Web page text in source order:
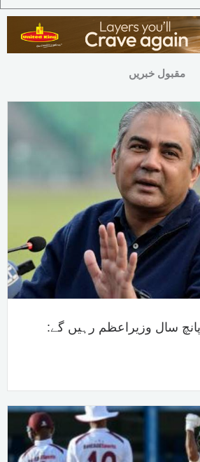
مقبول خبریں
سال وزیراعظم رہیں گے: